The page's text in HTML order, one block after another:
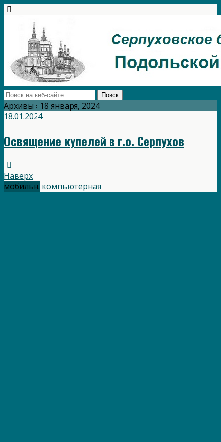
Архивы › 18 января, 2024
18.01.2024
Освящение купелей в г.о. Серпухов
Наверх
мобильн. компьютерная